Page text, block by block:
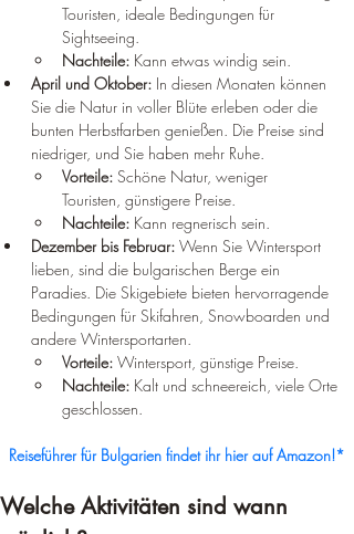
Touristen, ideale Bedingungen für
Sightseeing.
Nachteile: Kann etwas windig sein.
April und Oktober: In diesen Monaten können
Sie die Natur in voller Blüte erleben oder die
bunten Herbstfarben genießen. Die Preise sind
niedriger, und Sie haben mehr Ruhe.
Vorteile: Schöne Natur, weniger
Touristen, günstigere Preise.
Nachteile: Kann regnerisch sein.
Dezember bis Februar: Wenn Sie Wintersport
lieben, sind die bulgarischen Berge ein
Paradies. Die Skigebiete bieten hervorragende
Bedingungen für Skifahren, Snowboarden und
andere Wintersportarten.
Vorteile: Wintersport, günstige Preise.
Nachteile: Kalt und schneereich, viele Orte
geschlossen.
Reiseführer für Bulgarien findet ihr hier auf Amazon!*
Welche Aktivitäten sind wann